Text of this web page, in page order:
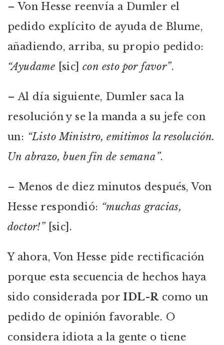
– Von Hesse reenvía a Dumler el
pedido explícito de ayuda de Blume,
añadiendo, arriba, su propio pedido:
“Ayudame
[sic] con esto por favor”.
– Al día siguiente, Dumler saca la
resolución y se la manda a su jefe con
un: “Listo Ministro, emitimos la resolución.
Un abrazo, buen fin de semana”.
– Menos de diez minutos después, Von
Hesse respondió: “muchas gracias,
doctor!”[sic].
Y ahora, Von Hesse pide rectificación
porque esta secuencia de hechos haya
sido considerada por IDL-Rcomo un
pedido de opinión favorable. O
considera idiota a la gente o tiene